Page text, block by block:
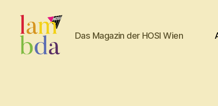
Das Magazin der HOSI Wien